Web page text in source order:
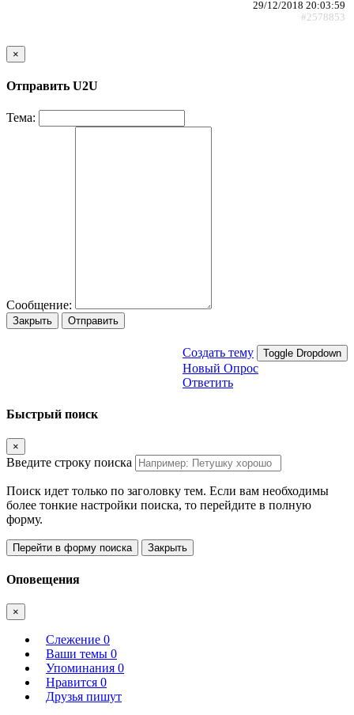
29/12/2018 20:03:59
#2578853
×
Отправить U2U
Тема:
Сообщение:
Закрыть Отправить
Создать тему Toggle Dropdown
Новый Опрос
Ответить
Быстрый поиск
×
Введите строку поиска
Поиск идет только по заголовку тем. Если вам необходимы
более тонкие настройки поиска, то перейдите в полную
форму.
Перейти в форму поиска Закрыть
Оповещения
×
Слежение 0
Ваши темы 0
Упоминания 0
Нравится 0
Друзья пишут